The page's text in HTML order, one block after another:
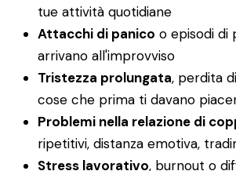
tue attività quotidiane
Attacchi di panico o episodi di
arrivano all'improvviso
Tristezza prolungata, perdita
cose che prima ti davano
Problemi nella relazione di
ripetitivi, distanza emotiva,
Stress lavorativo, burnout o